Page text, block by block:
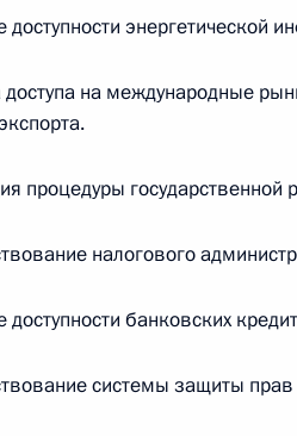
Премьер-министру
встретился с членами
года, 11:30 Владивосток
энергетической
на международные
процедуры государственной
налогового
банковских
системы защиты прав